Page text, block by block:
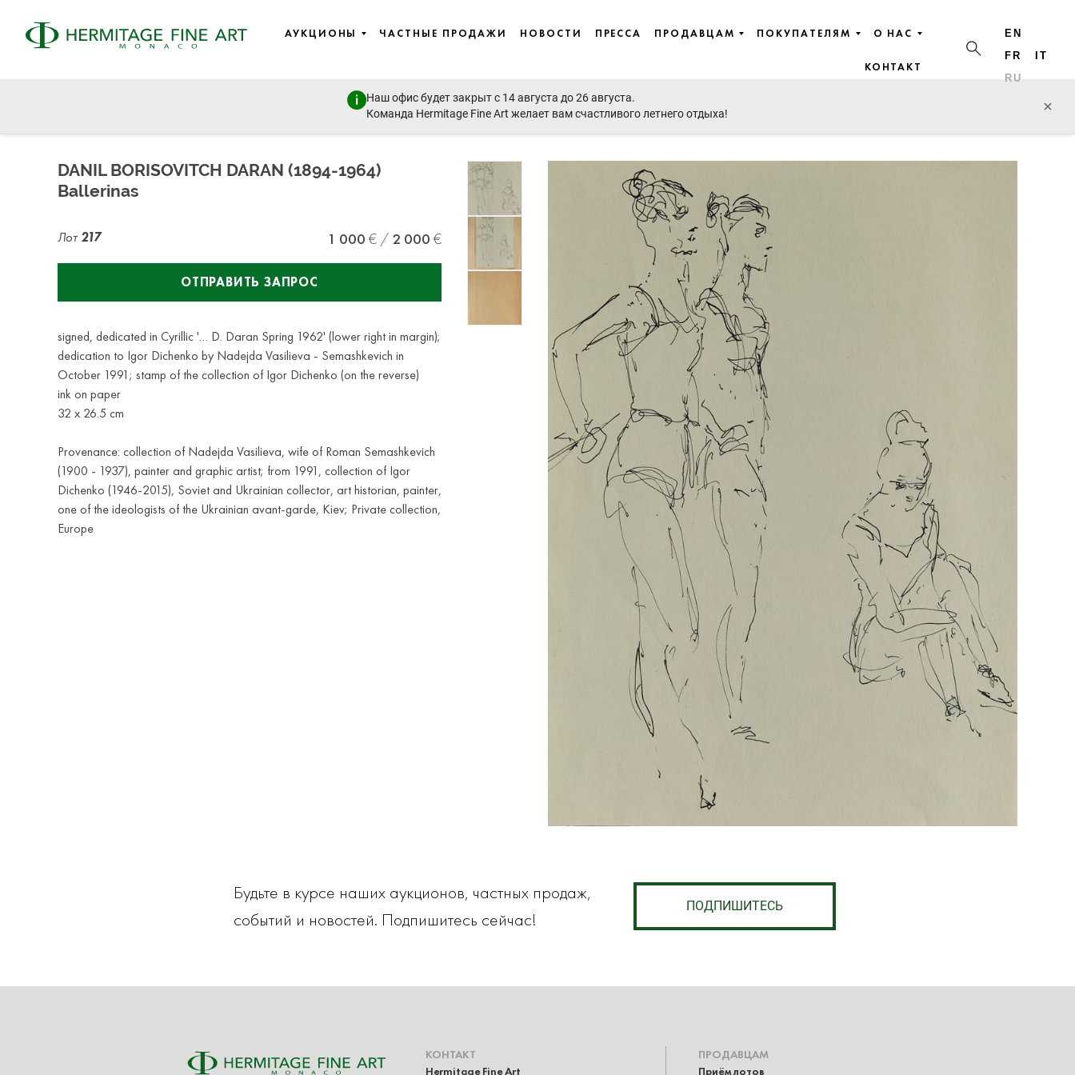
АУКЦИОНЫ ЧАСТНЫЕ ПРОДАЖИ НОВОСТИ ПРЕССА ПРОДАВЦАМ ПОКУПАТЕЛЯМ О НАС
КОНТАКТ
EN
FR
IT
RU
Наш офис будет закрыт с 14 августа до 26 августа.
Команда Hermitage Fine Art желает вам счастливого летнего отдыха!
×
Fine Art: from Old Masters to 19th Century, Modern & Contemporary Art, East European Art, Icons
DANIL BORISOVITCH DARAN (1894-1964)
Ballerinas
Лот 217 1 000 2 000
ОТПРАВИТЬ ЗАПРОС
signed, dedicated in Cyrillic '… D. Daran Spring 1962' (lower right in margin);
dedication to Igor Dichenko by Nadejda Vasilieva - Semashkevich in
October 1991; stamp of the collection of Igor Dichenko (on the reverse)
ink on paper
32 x 26.5 cm
Provenance: collection of Nadejda Vasilieva, wife of Roman Semashkevich
(1900 - 1937), painter and graphic artist; from 1991, collection of Igor
Dichenko (1946-2015), Soviet and Ukrainian collector, art historian, painter,
one of the ideologists of the Ukrainian avant-garde, Kiev; Private collection,
Europe
Будьте в курсе наших аукционов, частных продаж,
событий и новостей. Подпишитесь сейчас!
ПОДПИШИТЕСЬ
КОНТАКТ
Hermitage Fine Art
ПРОДАВЦАМ
Приём лотов